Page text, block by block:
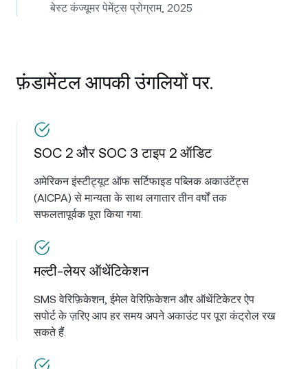
बेस्ट कंज्यूमर पेमेंट्स प्रोग्राम, 2025
फ़ंडामेंटल आपकी उंगलियों पर.
SOC 2 और SOC 3 टाइप 2 ऑडिट
अमेरिकन इंस्टीट्यूट ऑफ सर्टिफाइड पब्लिक अकाउंटेंट्स
(AICPA) से मान्यता के साथ लगातार तीन वर्षों तक
सफलतापूर्वक पूरा किया गया.
मल्टी-लेयर ऑथेंटिकेशन
SMS वेरिफ़िकेशन, ईमेल वेरिफ़िकेशन और ऑथेंटिकेटर ऐप
सपोर्ट के ज़रिए आप हर समय अपने अकाउंट पर पूरा कंट्रोल रख
सकते हैं.